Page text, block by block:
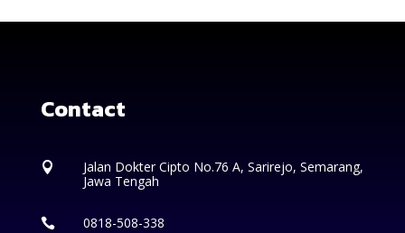
Contact

Jalan Dokter Cipto No.76 A, Sarirejo, Semarang,
Jawa Tengah
 0818-508-338